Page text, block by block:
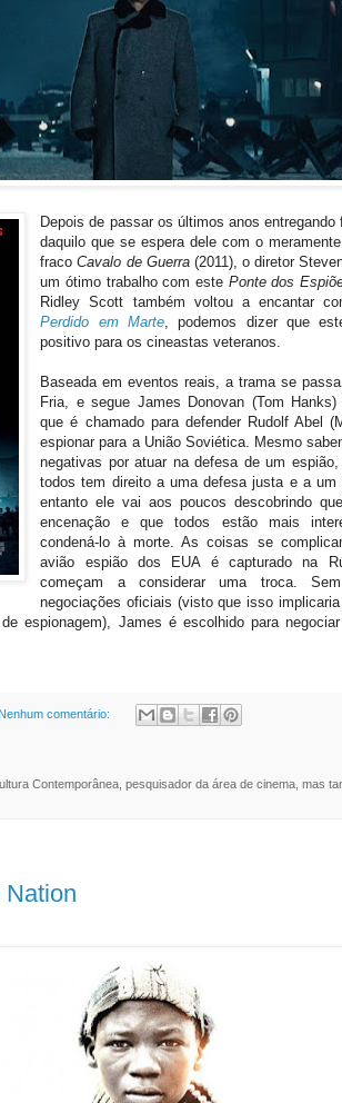
Depois de passar os últimos anos
daquilo que se espera dele com o
fracoCavalo de Guerra (2011), o diretor
um ótimo trabalho com este Ponte dos
Ridley Scott também voltou a encantar
Perdido em Marte, podemos dizer que
positivo para os cineastas veteranos.
Baseada em eventos reais, a trama se
Fria, e segue James Donovan (Tom
que é chamado para defender Rudolf Abel
espionar para a União Soviética. Mesmo
negativas por atuar na defesa de um
todos tem direito a uma defesa justa e a
entanto ele vai aos poucos descobrindo
encenação e que todos estão mais
condená-lo à morte. As coisas se
avião espião dos EUA é capturado na
começam a considerar uma troca.
negociações oficiais (visto que isso
espionagem), James é escolhido para
Nenhum comentário:
Contemporânea, pesquisador da área de cinema, mas